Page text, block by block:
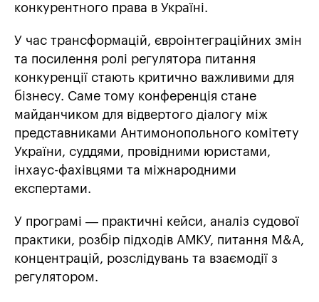
конкурентного права в Україні.
У час трансформацій, євроінтеграційних змін
та посилення ролі регулятора питання
конкуренції стають критично важливими для
бізнесу. Саме тому конференція стане
майданчиком для відвертого діалогу між
представниками Антимонопольного комітету
України, суддями, провідними юристами,
інхаус-фахівцями та міжнародними
експертами.
У програмі — практичні кейси, аналіз судової
практики, розбір підходів АМКУ, питання M&A,
концентрацій, розслідувань та взаємодії з
регулятором.